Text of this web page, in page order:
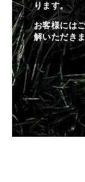
ります。
お客様には
解いただき